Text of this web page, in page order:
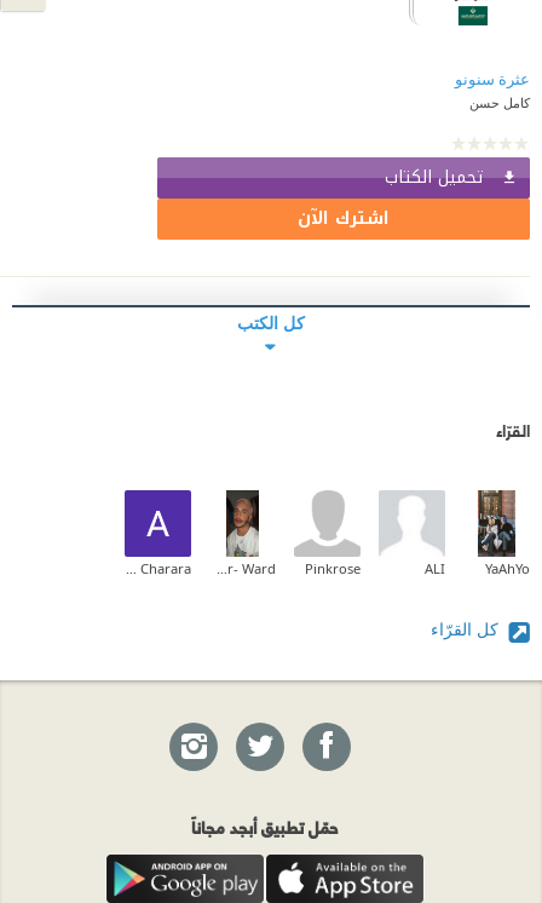
عثرة سنونو
كامل حسن
تحميل الكتاب
اشترك الآن
كل الكتب
القرّاء
YaAhYo
ALI
Pinkrose
Mohammed Ben Mansur- Ward
Alaa Charara
كل القرّاء
حمّل تطبيق أبجد مجاناً